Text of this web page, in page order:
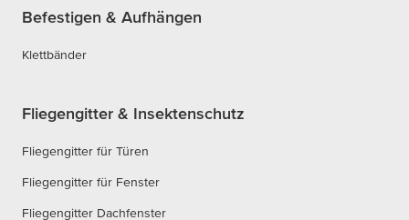
Befestigen & Aufhängen
Klettbänder
Fliegengitter & Insektenschutz
Fliegengitter für Türen
Fliegengitter für Fenster
Fliegengitter Dachfenster